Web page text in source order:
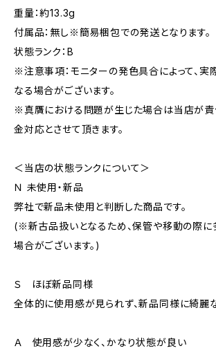
重量：約13.3g
付属品：無し※簡易梱包での発送となります。
状態ランク：B
※注意事項：モニターの発色具合によって、実
なる場合がございます。
※真贋における問題が生じた場合は当店が責
金対応とさせて頂きます。
＜当店の状態ランクについて＞
Ｎ 未使用・新品
弊社で新品未使用と判断した商品です。
(※新古品扱いとなるため、保管や移動の際に
場合がございます。)
Ｓ ほぼ新品同様
全体的に使用感が見られず、新品同様に綺麗
Ａ 使用感が少なく、かなり状態が良い